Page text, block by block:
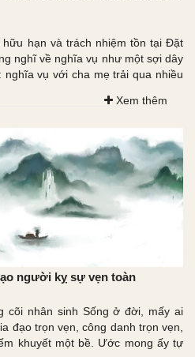
hạn và trách nhiệm tồn tại Đặt
nghĩ về nghĩa vụ như một sợi dây
vụ với cha mẹ trải qua nhiều
Xem thêm
người kỵ sự vẹn toàn
cõi nhân sinh Sống ở đời, mấy ai
đạo trọn vẹn, công danh trọn vẹn,
khuyết một bề. Ước mong ấy tự